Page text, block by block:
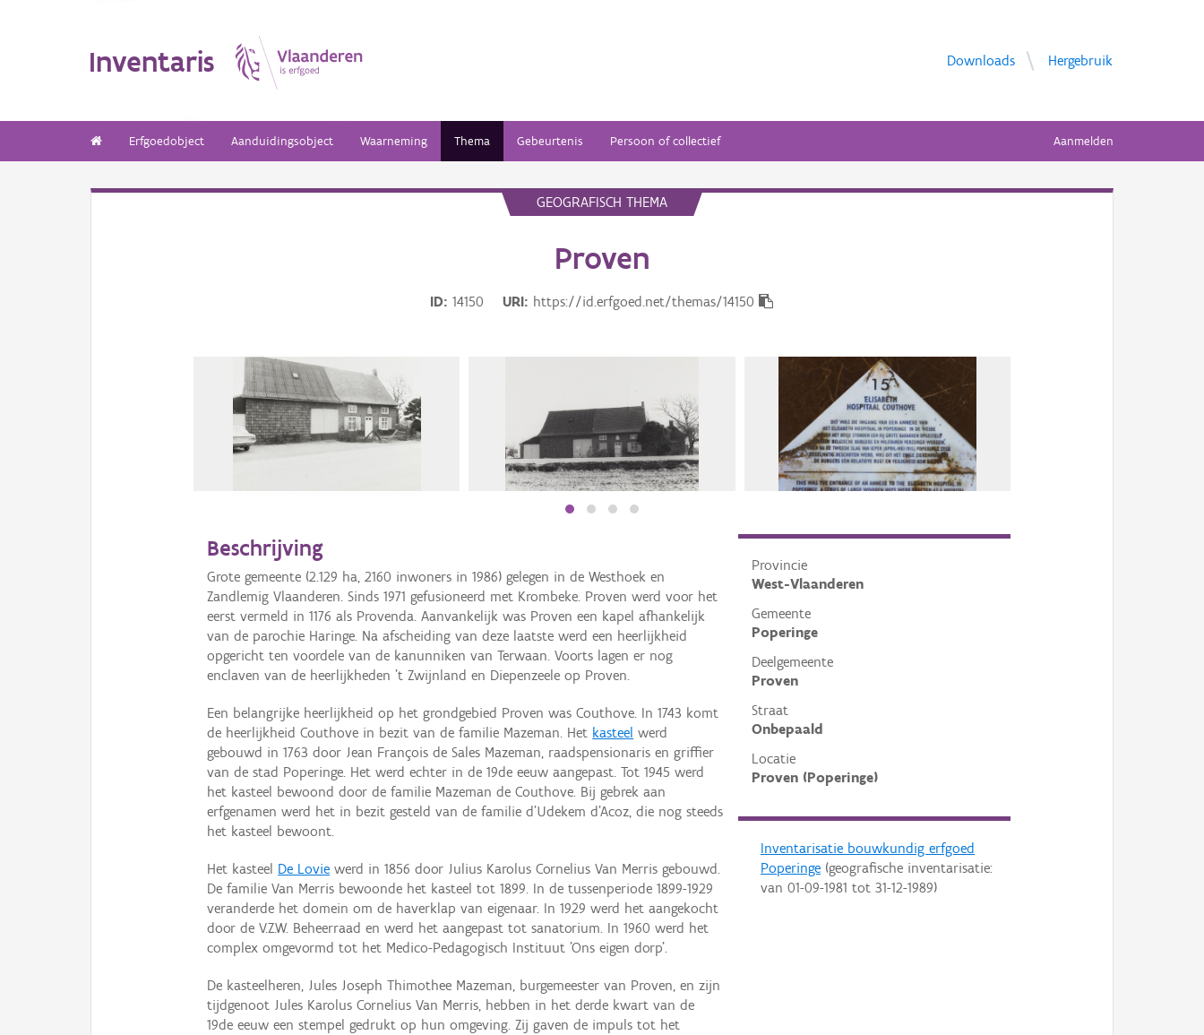
Inventaris Downloads Hergebruik
Erfgoedobject Aanduidingsobject Waarneming Thema Gebeurtenis Persoon of collectief Aanmelden
GEOGRAFISCH THEMA
Proven
ID 14150 URI https://id.erfgoed.net/themas/14150
Provincie
West-Vlaanderen
Gemeente
Poperinge
Deelgemeente
Proven
Straat
Onbepaald
Locatie
Proven (Poperinge)
Inventarisatie bouwkundig erfgoed
Poperinge(geografische inventarisatie:
van 01-09-1981 tot 31-12-1989)
Beschrijving
Grote gemeente (2.129 ha, 2160 inwoners in 1986) gelegen in de Westhoek en
Zandlemig Vlaanderen. Sinds 1971 gefusioneerd met Krombeke. Proven werd voor het
eerst vermeld in 1176 als Provenda. Aanvankelijk was Proven een kapel afhankelijk
van de parochie Haringe. Na afscheiding van deze laatste werd een heerlijkheid
opgericht ten voordele van de kanunniken van Terwaan. Voorts lagen er nog
enclaven van de heerlijkheden 't Zwijnland en Diepenzeele op Proven.
Een belangrijke heerlijkheid op het grondgebied Proven was Couthove. In 1743 komt
de heerlijkheid Couthove in bezit van de familie Mazeman. Het kasteel werd
gebouwd in 1763 door Jean François de Sales Mazeman, raadspensionaris en griffier
van de stad Poperinge. Het werd echter in de 19de eeuw aangepast. Tot 1945 werd
het kasteel bewoond door de familie Mazeman de Couthove. Bij gebrek aan
erfgenamen werd het in bezit gesteld van de familie d'Udekem d'Acoz, die nog steeds
het kasteel bewoont.
Het kasteel De Lovie werd in 1856 door Julius Karolus Cornelius Van Merris gebouwd.
De familie Van Merris bewoonde het kasteel tot 1899. In de tussenperiode 1899-1929
veranderde het domein om de haverklap van eigenaar. In 1929 werd het aangekocht
door de V.Z.W. Beheerraad en werd het aangepast tot sanatorium. In 1960 werd het
complex omgevormd tot het Medico-Pedagogisch Instituut 'Ons eigen dorp'.
De kasteelheren, Jules Joseph Thimothee Mazeman, burgemeester van Proven, en zijn
tijdgenoot Jules Karolus Cornelius Van Merris, hebben in het derde kwart van de
19de eeuw een stempel gedrukt op hun omgeving. Zij gaven de impuls tot het